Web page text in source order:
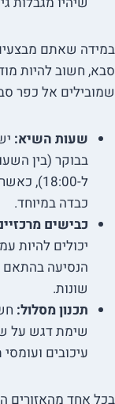
במידה שאתם
סבא, חשוב להיות
שמובילים אל כפר
שעות השיא:
ל-
כבדה במיוחד.
כבישים
יכולים להיות
הנסיעה בהתאם
שונות.
תכנון מסלול:
שימת דגש על
עיכובים
בכל אחד מהאזורים